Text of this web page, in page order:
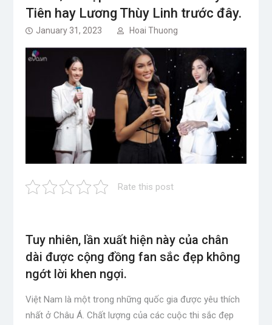
Tiên hay Lương Thùy Linh trước đây.
January 31, 2023 Hoai Thuong
Rate this post
Tuy nhiên, lần xuất hiện này của chân
dài được cộng đồng fan sắc đẹp không
ngớt lời khen ngợi.
Việt Nam là một trong những quốc gia được yêu thích
nhất ở Châu Á. Chất lượng của các cuộc thi sắc đẹp